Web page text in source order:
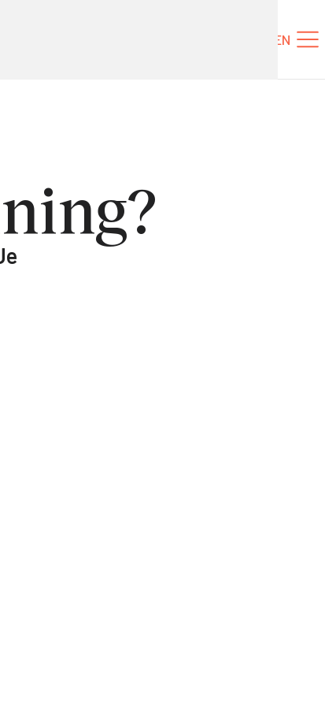
EN